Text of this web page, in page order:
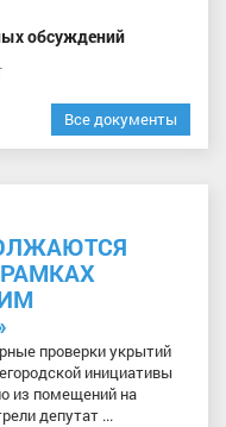
обсуждений
Все документы
проверки укрытий
инициативы
из помещений на
депутат ...